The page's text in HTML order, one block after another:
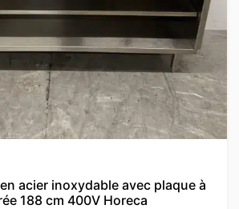
acier inoxydable avec plaque à
188 cm 400V Horeca